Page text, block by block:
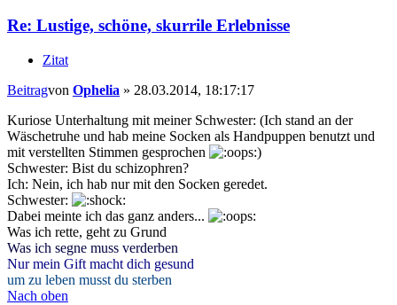
Re: Lustige, schöne, skurrile Erlebnisse
Zitat
Beitragvon Ophelia » 28.03.2014, 18:17:17
Kuriose Unterhaltung mit meiner Schwester: (Ich stand an der
Wäschetruhe und hab meine Socken als Handpuppen benutzt und
mit verstellten Stimmen gesprochen
)
Schwester: Bist du schizophren?
Ich: Nein, ich hab nur mit den Socken geredet.
Schwester:
Dabei meinte ich das ganz anders...
Was ich rette, geht zu Grund
Was ich segne muss verderben
Nur mein Gift macht dich gesund
um zu leben musst du sterben
Nach oben